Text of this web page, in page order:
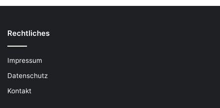
Rechtliches
Impressum
Datenschutz
Kontakt